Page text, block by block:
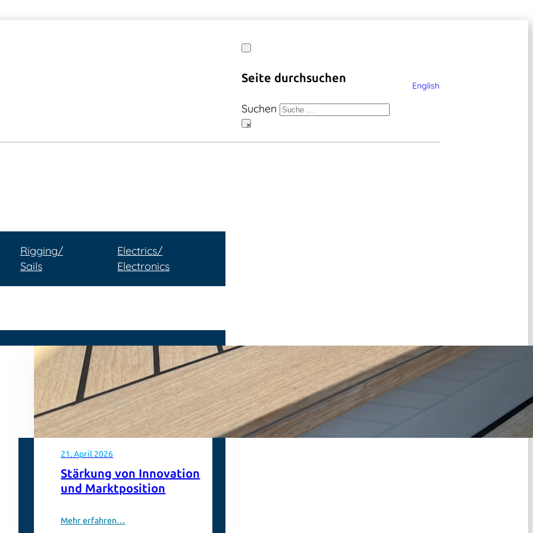
Seite durchsuchen
Suchen
×
English
Rigging/
Sails
Electrics/
Electronics
21. April 2026
Stärkung von Innovation
und Marktposition
Mehr erfahren…